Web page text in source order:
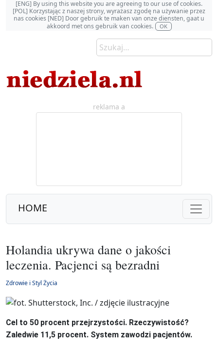
[ENG] By using this website you are agreeing to our use of cookies.
[POL] Korzystając z naszej strony, wyrażasz zgodę na używanie przez
nas cookies [NED] Door gebruik te maken van onze diensten, gaat u
akkoord met ons gebruik van cookies.
OK
reklama a
HOME
Holandia ukrywa dane o jakości
leczenia. Pacjenci są bezradni
Zdrowie i Styl Życia
Cel to 50 procent przejrzystości. Rzeczywistość?
Zaledwie 11,5 procent. System zawodzi pacjentów.